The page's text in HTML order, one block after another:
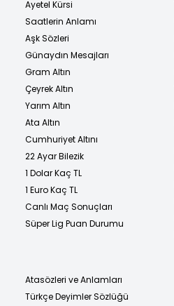
Ayetel Kürsi
Saatlerin Anlamı
Aşk Sözleri
Günaydın Mesajları
Gram Altın
Çeyrek Altın
Yarım Altın
Ata Altın
Cumhuriyet Altını
22 Ayar Bilezik
1 Dolar Kaç TL
1 Euro Kaç TL
Canlı Maç Sonuçları
Süper Lig Puan Durumu
Atasözleri ve Anlamları
Türkçe Deyimler Sözlüğü